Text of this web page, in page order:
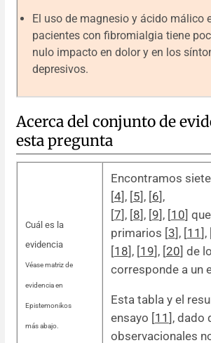
El uso de magnesio y ácido málico
pacientes con fibromialgia tiene
nulo impacto en dolor y en los
depresivos.
Acerca del conjunto de
esta pregunta
Cuál es la
evidencia
Véase matriz de
evidencia en
Epistemonikos
más abajo.
Encontramos
[4], [5], [6],
[7], [8], [9], [10]
primarios [3], [11 ],
[18], [19], [20] de
corresponde a un
Esta tabla y el
ensayo [11 ], dado
observacionales